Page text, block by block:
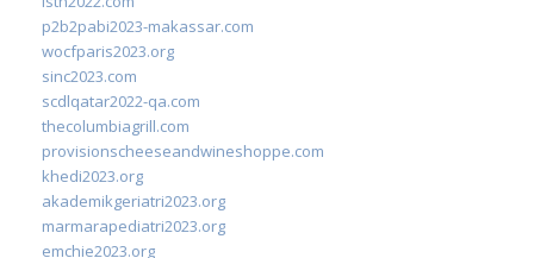
p2b2pabi2023-makassar.com
wocfparis2023.org
sinc2023.com
scdlqatar2022-qa.com
thecolumbiagrill.com
provisionscheeseandwineshoppe.com
khedi2023.org
akademikgeriatri2023.org
marmarapediatri2023.org
emchie2023.org